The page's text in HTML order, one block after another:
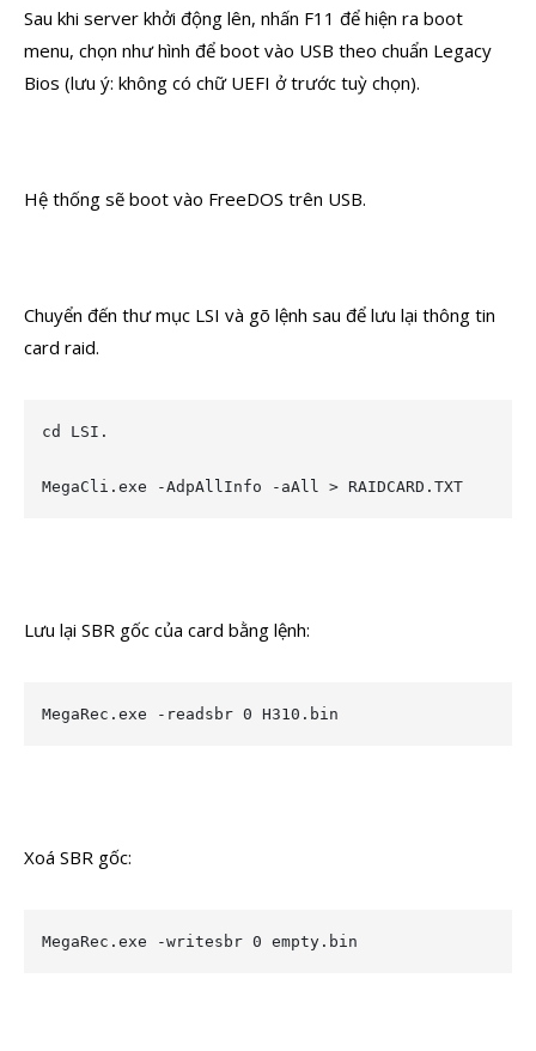
Sau khi server khởi động lên, nhấn F11 để hiện ra boot
menu, chọn như hình để boot vào USB theo chuẩn Legacy
Bios (lưu ý: không có chữ UEFI ở trước tuỳ chọn).
Hệ thống sẽ boot vào FreeDOS trên USB.
Chuyển đến thư mục LSI và gõ lệnh sau để lưu lại thông tin
card raid.
cd LSI.
MegaCli.exe -AdpAllInfo -aAll > RAIDCARD.TXT
Lưu lại SBR gốc của card bằng lệnh:
MegaRec.exe -readsbr 0 H310.bin
Xoá SBR gốc:
MegaRec.exe -writesbr 0 empty.bin